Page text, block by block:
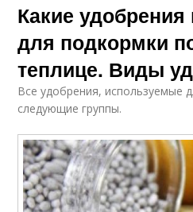
Какие удобрения
для подкормки
теплице. Виды
Все удобрения, используемые
следующие группы.